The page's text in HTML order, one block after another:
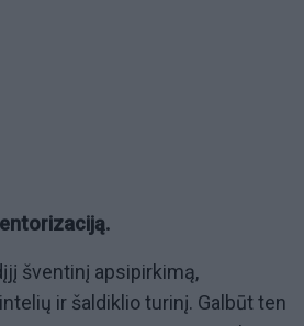
šventinį apsipirkimą,
ir šaldiklio turinį. Galbūt ten